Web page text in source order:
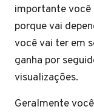
importante você
porque vai
você vai ter em
ganha por
visualizações.
Geralmente